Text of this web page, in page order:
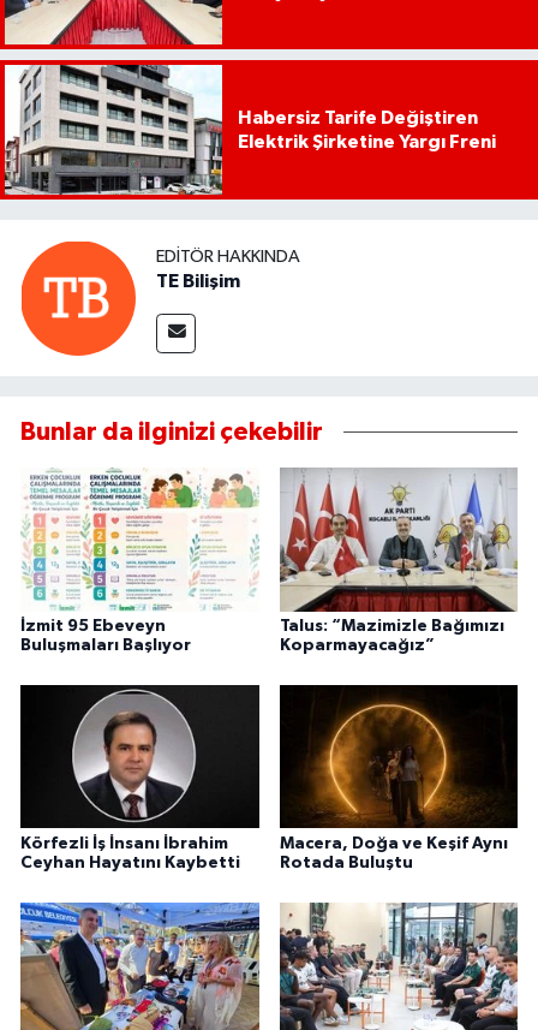
Habersiz Tarife Değiştiren
Elektrik Şirketine Yargı Freni
EDITÖR HAKKINDA
TE Bilişim
Bunlar da ilginizi çekebilir
İzmit 95 Ebeveyn
Buluşmaları Başlıyor
Talus: “Mazimizle Bağımızı
Koparmayacağız”
Körfezli İş İnsanı İbrahim
Ceyhan Hayatını Kaybetti
Macera, Doğa ve Keşif Aynı
Rotada Buluştu